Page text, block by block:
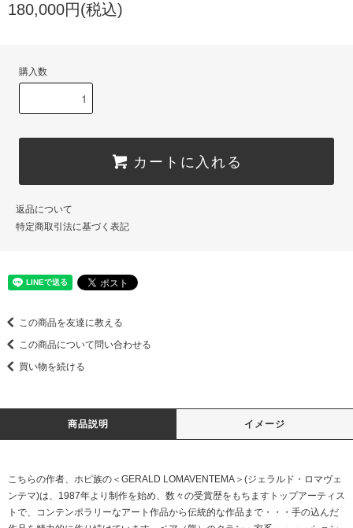
180,000円(税込)
購入数
カートに入れる
返品について
特定商取引法に基づく表記
この商品を友達に教える
この商品について問い合わせる
買い物を続ける
商品説明 イメージ
こちらの作者、ホピ族の＜GERALD LOMAVENTEMA＞(ジェラルド・ロマヴェ
ンテマ)は、1987年より制作を始め、数々の受賞歴をもちますトップアーティス
トで、コンテンポラリーなアート作品から伝統的な作品まで・・・手の込んだ